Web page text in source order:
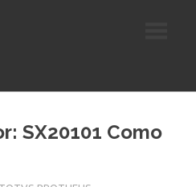
SX20101 Como